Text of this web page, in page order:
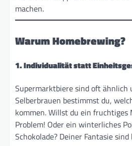
machen.
Warum Homebrewing?
1. Individualität statt
Supermarktbiere sind oft ähnlich
Selberbrauen bestimmst du,
kommen. Willst du ein fruchtiges
Problem! Oder ein winterliches
Schokolade? Deiner Fantasie